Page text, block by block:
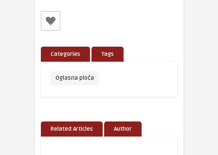
Categories Tags
Oglasna ploča
Related Articles Author